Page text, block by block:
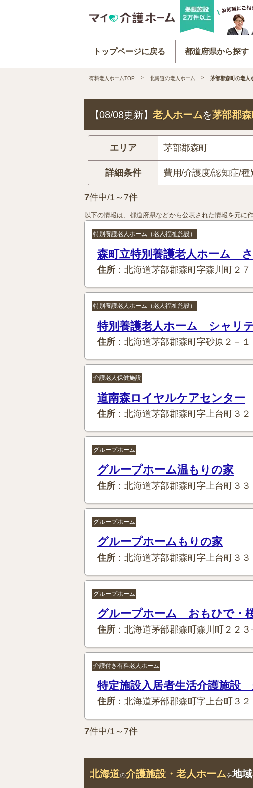
トップページに戻る 都道府県から探す
有料老人ホームTOP 北海道の老人ホーム 茅部郡森町の老人
【08/08更新】老人ホームを茅部郡
エリア 茅部郡森町
詳細条件 費用/介護度/認知症/種
7件中/1～7件
以下の情報は、都道府県などから公表された情報を元に
特別養護老人ホーム（老人福祉施設）
森町立特別養護老人ホーム
住所 ：北海道茅部郡森町字森川町２７
特別養護老人ホーム（老人福祉施設）
特別養護老人ホーム シャリ
住所 ：北海道茅部郡森町字砂原２－
介護老人保健施設
道南森ロイヤルケアセンター
住所 ：北海道茅部郡森町字上台町３
グループホーム
グループホーム温もりの家
住所 ：北海道茅部郡森町字上台町３
グループホーム
グループホームもりの家
住所 ：北海道茅部郡森町字上台町３
グループホーム
グループホーム おもひで・
住所 ：北海道茅部郡森町森川町２２３
介護付き有料老人ホーム
特定施設入居者生活介護施設
住所 ：北海道茅部郡森町字上台町３２
7件中/1～7件
北海道の介護施設・老人ホームを地